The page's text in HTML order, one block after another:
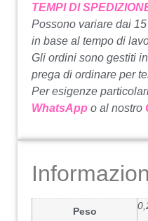
TEMPI DI
Possono variare dai
in base al tempo di
Gli ordini sono gestiti
prega di ordinare per
Per esigenze
WhatsApp o al nostro
Peso